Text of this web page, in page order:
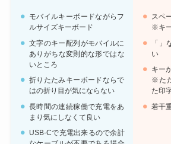
モバイルキーボードながらフ
ルサイズキーボード
文字のキー配列がモバイルに
ありがちな変則的な形ではな
いところ
折りたたみキーボードならで
はの折り目が気にならない
長時間の連続稼働で充電をあ
まり気にしなくて良い
USB-Cで充電出来るので余計
スペ
※キ
「」
い
キー
※た
た印
若干